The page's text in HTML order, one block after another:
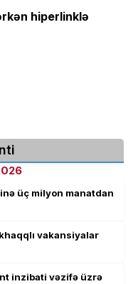
hiperlinklə
üç milyon manatdan
vakansiyalar
inzibati vəzifə üzrə